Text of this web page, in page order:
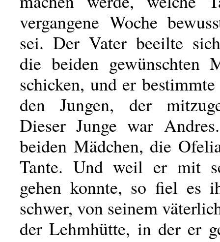
vergangene Woche
sei. Der Vater beeilte
die beiden gewünschten
schicken, und er
den Jungen, der
Dieser Junge war
beiden Mädchen, die
Tante. Und weil er mit
gehen konnte, so fiel es
schwer, von seinem
der Lehmhütte, in der er